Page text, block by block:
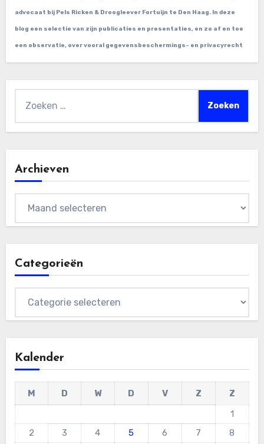
advocaat bij Pels Ricken & Droogleever Fortuijn te Den Haag. In deze
blog een selectie van zijn publicaties en presentaties, en zo af en toe
een observatie, over vooral gegevensbeschermings- en privacyrecht
Archieven
Categorieën
Kalender
M D W D V Z
Z
1
2
3 4 5 6 7
8